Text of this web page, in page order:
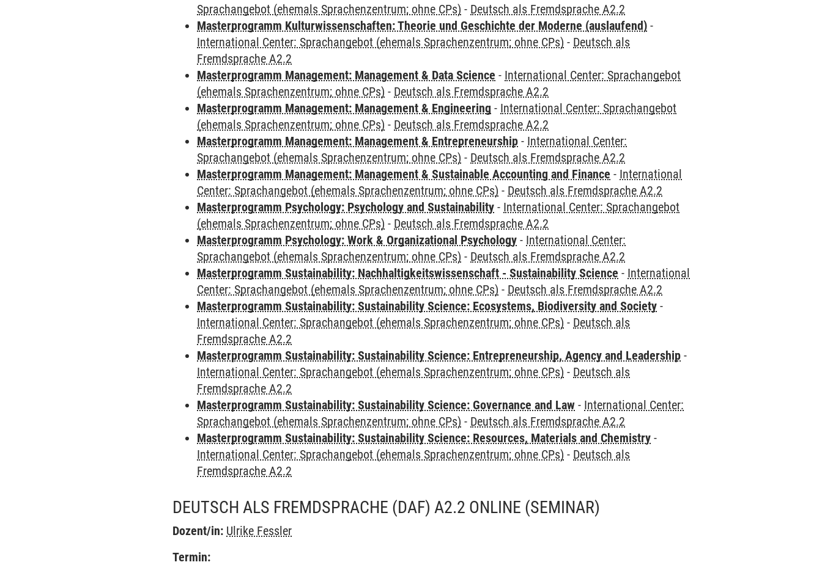
Sprachangebot (ehemals Sprachenzentrum; ohne CPs) - Deutsch als Fremdsprache A2.2
Masterprogramm Kulturwissenschaften: Theorie und Geschichte der Moderne (auslaufend) -
International Center: Sprachangebot (ehemals Sprachenzentrum; ohne CPs) - Deutsch als
Fremdsprache A2.2
Masterprogramm Management: Management & Data Science - International Center: Sprachangebot
(ehemals Sprachenzentrum; ohne CPs) - Deutsch als Fremdsprache A2.2
Masterprogramm Management: Management & Engineering - International Center: Sprachangebot
(ehemals Sprachenzentrum; ohne CPs) - Deutsch als Fremdsprache A2.2
Masterprogramm Management: Management & Entrepreneurship - International Center:
Sprachangebot (ehemals Sprachenzentrum; ohne CPs) - Deutsch als Fremdsprache A2.2
Masterprogramm Management: Management & Sustainable Accounting and Finance - International
Center: Sprachangebot (ehemals Sprachenzentrum; ohne CPs) - Deutsch als Fremdsprache A2.2
Masterprogramm Psychology: Psychology and Sustainability - International Center: Sprachangebot
(ehemals Sprachenzentrum; ohne CPs) - Deutsch als Fremdsprache A2.2
Masterprogramm Psychology: Work & Organizational Psychology - International Center:
Sprachangebot (ehemals Sprachenzentrum; ohne CPs) - Deutsch als Fremdsprache A2.2
Masterprogramm Sustainability: Nachhaltigkeitswissenschaft - Sustainability Science - International
Center: Sprachangebot (ehemals Sprachenzentrum; ohne CPs) - Deutsch als Fremdsprache A2.2
Masterprogramm Sustainability: Sustainability Science: Ecosystems, Biodiversity and Society -
International Center: Sprachangebot (ehemals Sprachenzentrum; ohne CPs) - Deutsch als
Fremdsprache A2.2
Masterprogramm Sustainability: Sustainability Science: Entrepreneurship, Agency and Leadership -
International Center: Sprachangebot (ehemals Sprachenzentrum; ohne CPs) - Deutsch als
Fremdsprache A2.2
Masterprogramm Sustainability: Sustainability Science: Governance and Law - International Center:
Sprachangebot (ehemals Sprachenzentrum; ohne CPs) - Deutsch als Fremdsprache A2.2
Masterprogramm Sustainability: Sustainability Science: Resources, Materials and Chemistry -
International Center: Sprachangebot (ehemals Sprachenzentrum; ohne CPs) - Deutsch als
Fremdsprache A2.2
DEUTSCH ALS FREMDSPRACHE (DAF) A2.2 ONLINE (SEMINAR)
Dozent/in: Ulrike Fessler
Termin: